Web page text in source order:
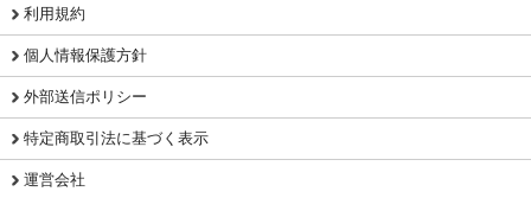
利用規約
個人情報保護方針
外部送信ポリシー
特定商取引法に基づく表示
運営会社